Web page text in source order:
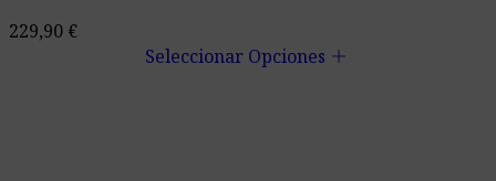
229,90 €
Seleccionar Opciones add